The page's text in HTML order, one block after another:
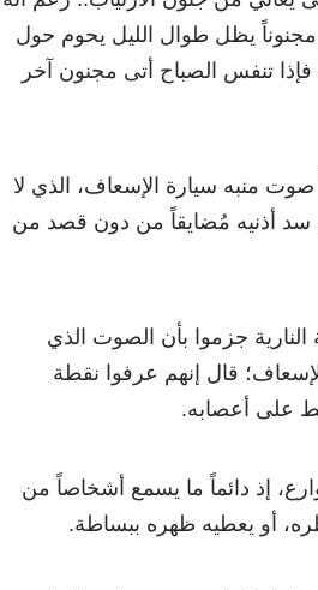
يظل طوال الليل يحوم حول
فإذا تنفس الصباح أتى مجنون آخر
منبه سيارة الإسعاف، الذي لا
سد أذنيه مُضايقاً من دون قصد من
جزموا بأن الصوت الذي
قال إنهم عرفوا نقطة
على أعصابه.
إذ دائماً ما يسمع أشخاصاً من
أو يعطيه ظهره ببساطة.